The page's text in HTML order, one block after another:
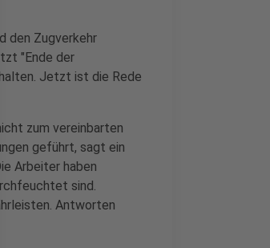
den Zugverkehr
"Ende der
Jetzt ist die Rede
zum vereinbarten
geführt, sagt ein
Arbeiter haben
sind.
Antworten